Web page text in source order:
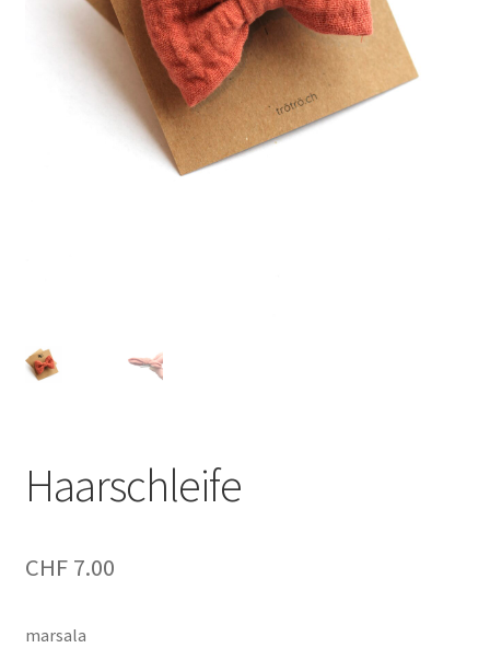
Haarschleife
CHF7.00
marsala